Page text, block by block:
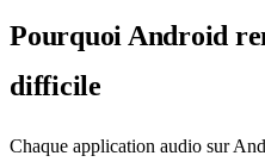
Pourquoi Android
difficile
Chaque application audio sur